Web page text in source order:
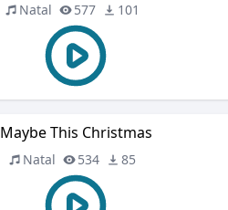
Natal 577 101
Maybe This Christmas
Natal 534 85